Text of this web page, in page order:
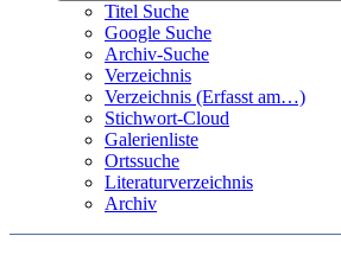
Titel Suche
Google Suche
Archiv-Suche
Verzeichnis
Verzeichnis (Erfasst am…)
Stichwort-Cloud
Galerienliste
Ortssuche
Literaturverzeichnis
Archiv